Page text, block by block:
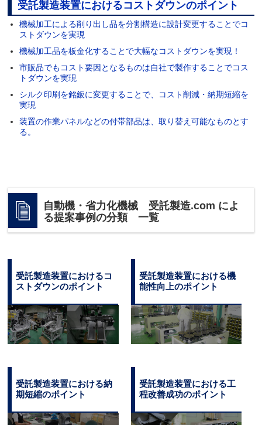
受託製造装置におけるコストダウンのポイント
機械加工による削り出し品を分割構造に設計変更することでコ
ストダウンを実現
機械加工品を板金化することで大幅なコストダウンを実現！
市販品でもコスト要因となるものは自社で製作することでコス
トダウンを実現
シルク印刷を銘鈑に変更することで、コスト削減・納期短縮を
実現
装置の作業パネルなどの付帯部品は、取り替え可能なものとす
る。
自動機・省力化機械 受託製造.com によ
る提案事例の分類 一覧
受託製造装置におけるコ
ストダウンのポイント
受託製造装置における機
能性向上のポイント
受託製造装置における納
期短縮のポイント
受託製造装置における工
程改善成功のポイント